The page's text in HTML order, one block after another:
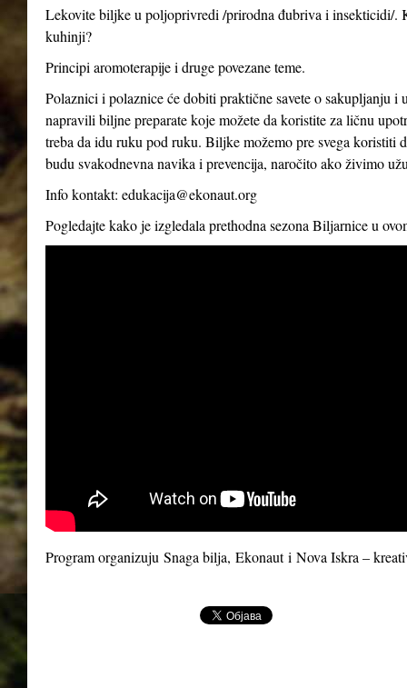
Lekovite biljke u poljoprivredi /prirodna đubriva i insekticidi/.
kuhinji?
Principi aromoterapije i druge povezane teme.
Polaznici i polaznice će dobiti praktične savete o sakupljanju
napravili biljne preparate koje možete da koristite za ličnu
treba da idu ruku pod ruku. Biljke možemo pre svega koristiti
budu svakodnevna navika i prevencija, naročito ako živimo
Info kontakt: edukacija@ekonaut.org
Pogledajte kako je izgledala prethodna sezona Biljarnice u
Program organizuju Snaga bilja, Ekonauti Nova Iskra –